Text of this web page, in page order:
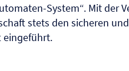
System“. Mit der
stets den sicheren
eingeführt.